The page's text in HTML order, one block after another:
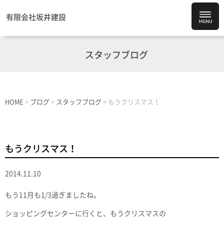
有限会社坂井建設
スタッフブログ
HOME > ブログ > スタッフブログ > もうクリスマス！
もうクリスマス！
2014.11.10
もう11月も1/3過ぎましたね。
ショッピングセンターに行くと、もうクリスマスの